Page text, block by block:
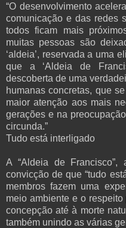
“O desenvolvimento
comunicação e das redes
todos ficam mais
muitas pessoas são
‘aldeia’, reservada a uma
que a ‘Aldeia de
descoberta de uma
humanas concretas, que
maior atenção aos mais
gerações e na
circunda.”
Tudo está interligado
A “Aldeia de Francisco”,
convicção de que “tudo
membros fazem uma
meio ambiente e o
concepção até à morte
também unindo as várias